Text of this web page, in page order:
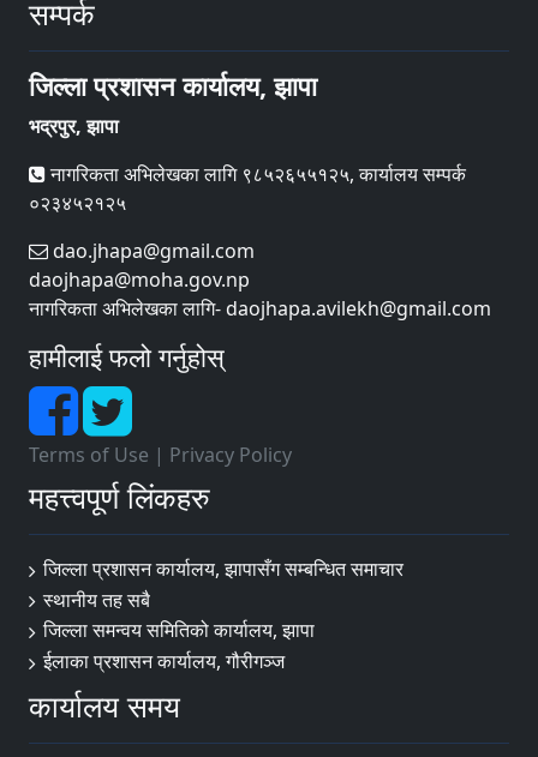
सम्पर्क
जिल्ला प्रशासन कार्यालय, झापा
भद्रपुर, झापा
नागरिकता अभिलेखका लागि ९८५२६५५१२५, कार्यालय सम्पर्क
०२३४५२१२५
dao.jhapa@gmail.com
daojhapa@moha.gov.np
नागरिकता अभिलेखका लागि- daojhapa.avilekh@gmail.com
हामीलाई फलो गर्नुहोस्
Terms of Use | Privacy Policy
महत्त्वपूर्ण लिंकहरु
जिल्ला प्रशासन कार्यालय, झापासँग सम्बन्धित समाचार
स्थानीय तह सबै
जिल्ला समन्वय समितिको कार्यालय, झापा
ईलाका प्रशासन कार्यालय, गौरीगञ्ज
कार्यालय समय